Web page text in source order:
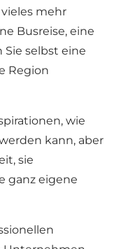
mehr
Busreise, eine
selbst eine
Region
wie
kann, aber
sie
ganz eigene